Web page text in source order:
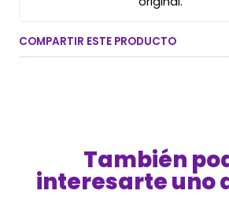
COMPARTIR ESTE PRODUCTO
También
interesarte uno